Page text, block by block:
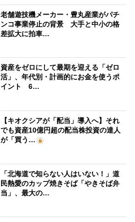
老舗遊技機メーカー・豊丸産業がパチ
ンコ事業停止の背景 大手と中小の格
差拡大に拍車…
資産をゼロにして最期を迎える「ゼロ
活」、年代別・計画的にお金を使うポ
イント 6…
【キオクシアが「配当」導入へ】それ
でも資産10億円超の配当株投資の達人
が「買う…
「北海道で知らない人はいない！」道
民熱愛のカップ焼きそば「やきそば弁
当」、最大の…